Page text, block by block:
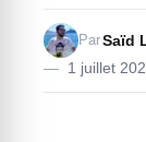
1 juillet
ParSaïd